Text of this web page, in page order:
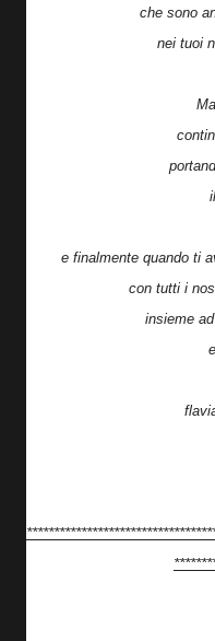
che sono
nei tuoi
e finalmente quando ti
con tutti i
insieme